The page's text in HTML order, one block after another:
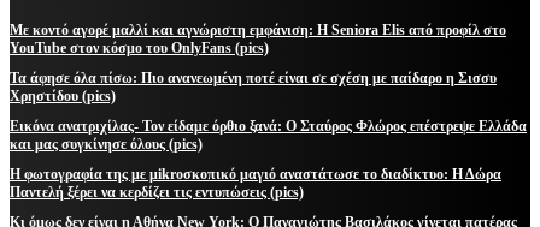
Με κοντό αγορέ μαλλί και αγνώριστη εμφάνιση: Η Seniora Elis από προφίλ στο
YouTube στον κόσμο του OnlyFans (pics)
Τα άφησε όλα πίσω: Πιο ανανεωμένη ποτέ είναι σε σχέση με παίδαρο η Σισσυ
Χρηστίδου (pics)
Εικόνα ανατριχίλας- Τον είδαμε όρθιο ξανά: Ο Σταύρος Φλώρος επέστρεψε Ελλάδα
και μας συγκίνησε όλους (pics)
Η φωτογραφία της με μikroσκοπικό μαγιό αναστάτωσε το διαδίκτυο: Η Δώρα
Παντελή ξέρει να κερδίζει τις εντυπώσεις (pics)
Κι όμως δεν είναι η Αθήνα New York: Ο Παναγιώτης Βασιλάκος γίνεται πατέρας